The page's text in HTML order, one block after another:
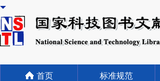
首页 标准规范